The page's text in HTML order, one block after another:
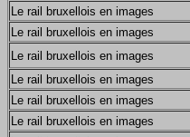
Le rail bruxellois en images
Le rail bruxellois en images
Le rail bruxellois en images
Le rail bruxellois en images
Le rail bruxellois en images
Le rail bruxellois en images